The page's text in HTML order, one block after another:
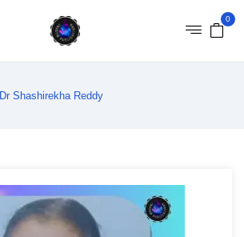
0
Dr Shashirekha Reddy